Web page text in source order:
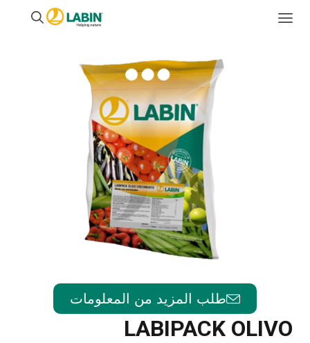
طلب المزيد من المعلومات
LABIPACK OLIVO